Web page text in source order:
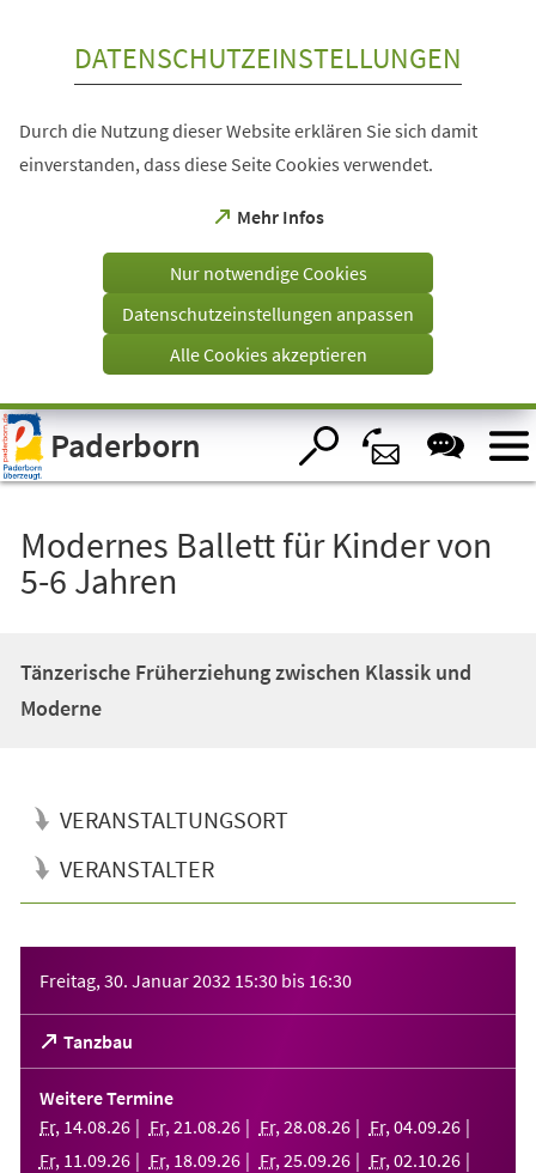
Visuelle
Assistenzsoftware
öffnen.
DATENSCHUTZEINSTELLUNGEN
Durch die Nutzung dieser Website erklären Sie sich damit
einverstanden, dass diese Seite Cookies verwendet.
Mehr Infos
(Öffnet
einem
Tab)
Nur notwendige Cookies
Datenschutzeinstellungen anpassen
Alle Cookies akzeptieren
Paderborn
Modernes Ballett für Kinder von
5-6 Jahren
Tänzerische Früherziehung zwischen Klassik und
Moderne
VERANSTALTUNGSORT
VERANSTALTER
Freitag, 30. Januar 2032 15:30 bis 16:30
Tanzbau
(Öffnet
in
einem
neuen
Tab)
Weitere Termine
Fr, 14.08.26 Fr, 21 .08.26 Fr, 28.08.26 Fr, 04.09.26
Fr, 11 .09.26 Fr, 18.09.26 Fr, 25.09.26 Fr, 02.10.26